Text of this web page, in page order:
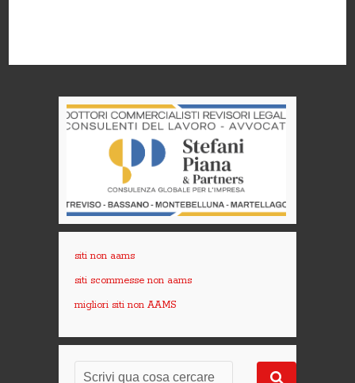
siti non aams
siti scommesse non aams
migliori siti non AAMS